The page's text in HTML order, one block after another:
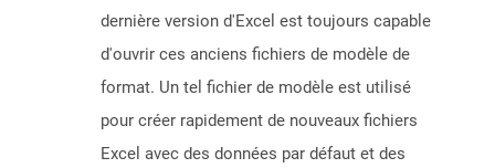
dernière version d'Excel est toujours capable
d'ouvrir ces anciens fichiers de modèle de
format. Un tel fichier de modèle est utilisé
pour créer rapidement de nouveaux fichiers
Excel avec des données par défaut et des